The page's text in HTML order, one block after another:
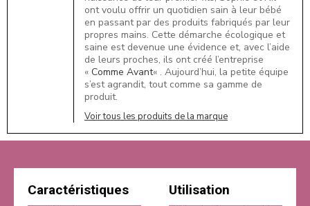
ont voulu offrir un quotidien sain à leur bébé
en passant par des produits fabriqués par leur
propres mains. Cette démarche écologique et
saine est devenue une évidence et, avec l’aide
de leurs proches, ils ont créé l’entreprise
« Comme Avant« . Aujourd’hui, la petite équipe
s’est agrandit, tout comme sa gamme de
produit.
Voir tous les produits de la marque
Caractéristiques Utilisation